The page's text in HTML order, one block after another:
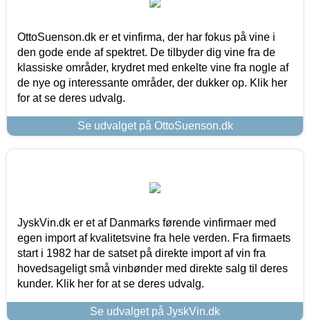
OttoSuenson.dk er et vinfirma, der har fokus på vine i
den gode ende af spektret. De tilbyder dig vine fra de
klassiske områder, krydret med enkelte vine fra nogle af
de nye og interessante områder, der dukker op. Klik her
for at se deres udvalg.
Se udvalget på OttoSuenson.dk
JyskVin.dk er et af Danmarks førende vinfirmaer med
egen import af kvalitetsvine fra hele verden. Fra firmaets
start i 1982 har de satset på direkte import af vin fra
hovedsageligt små vinbønder med direkte salg til deres
kunder. Klik her for at se deres udvalg.
Se udvalget på JyskVin.dk